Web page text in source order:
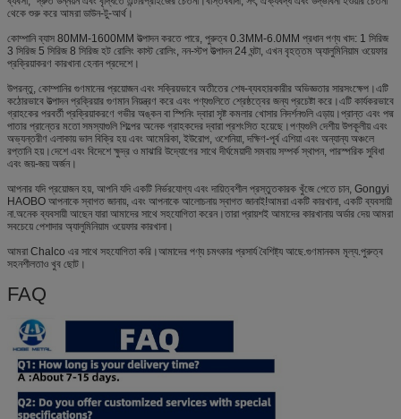
থেকে শুরু করে আমরা ডাউন-টু-আর্থ।
কোম্পানি ব্যাস 80MM-1600MM উত্পাদন করতে পারে, পুরুত্ব 0.3MM-6.0MM প্রধান পণ্য খাদ: 1 সিরিজ
3 সিরিজ 5 সিরিজ 8 সিরিজ হট রোলিং কাস্ট রোলিং, নন-স্টপ উত্পাদন 24 ঘন্টা, এখন বৃহত্তম অ্যালুমিনিয়াম ওয়েফার
প্রক্রিয়াকরণ কারখানা হেনান প্রদেশে।
উপরন্তু, কোম্পানির গুণমানের প্রয়োজন এবং সক্রিয়ভাবে অতীতের শেষ-ব্যবহারকারীর অভিজ্ঞতার সারসংক্ষেপ।এটি
কঠোরভাবে উত্পাদন প্রক্রিয়ার গুণমান নিয়ন্ত্রণ করে এবং পণ্যগুলিতে শ্রেষ্ঠত্বের জন্য প্রচেষ্টা করে।এটি কার্যকরভাবে
গ্রাহকের পরবর্তী প্রক্রিয়াকরণে গভীর অঙ্কন বা স্পিনিং দ্বারা সৃষ্ট কমলার খোসার নিদর্শনগুলি এড়ায়।প্রান্ত এবং পদ্ম
পাতার প্রান্তের মতো সমস্যাগুলি শিল্পের অনেক গ্রাহকদের দ্বারা প্রশংসিত হয়েছে।পণ্যগুলি দেশীয় উপকূলীয় এবং
অভ্যন্তরীণ এলাকায় ভাল বিক্রি হয় এবং আমেরিকা, ইউরোপ, ওশেনিয়া, দক্ষিণ-পূর্ব এশিয়া এবং অন্যান্য অঞ্চলে
রপ্তানি হয়।দেশে এবং বিদেশে ক্ষুদ্র ও মাঝারি উদ্যোগের সাথে দীর্ঘমেয়াদী সমবায় সম্পর্ক স্থাপন, পারস্পরিক সুবিধা
এবং জয়-জয় অর্জন।
আপনার যদি প্রয়োজন হয়, আপনি যদি একটি নির্ভরযোগ্য এবং দায়িত্বশীল প্রস্তুতকারক খুঁজে পেতে চান, Gongyi
HAOBO আপনাকে স্বাগত জানায়, এবং আপনাকে আলোচনায় স্বাগত জানাই!আমরা একটি কারখানা, একটি ব্যবসায়ী
না.অনেক ব্যবসায়ী আছেন যারা আমাদের সাথে সহযোগিতা করেন।তারা প্রায়শই আমাদের কারখানায় অর্ডার দেয় আমরা
সবচেয়ে পেশাদার অ্যালুমিনিয়াম ওয়েফার কারখানা।
আমরা Chalco এর সাথে সহযোগিতা করি।আমাদের পণ্য চমৎকার প্রসার্য বৈশিষ্ট্য আছে.গুণমানকম মূল্য.পুরুত্ব
সহনশীলতাও খুব ছোট।
FAQ